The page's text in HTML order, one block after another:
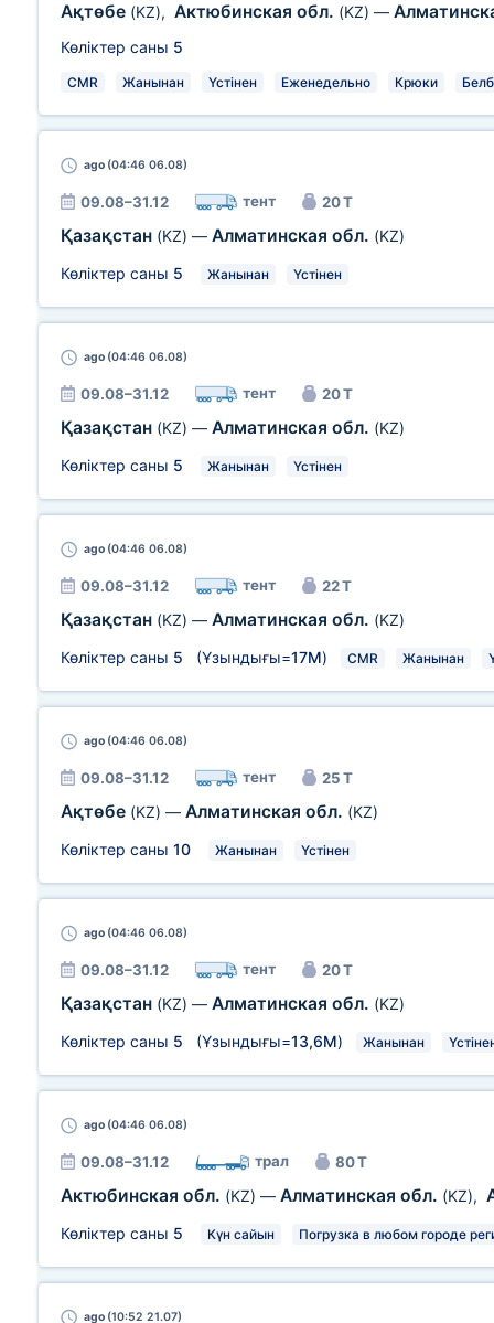
Ақтөбе (KZ), Актюбинская обл. (KZ) —
Көліктер саны 5
CMR Жанынан Үстінен Еженедельно Крюки
ago (04:46 06.08)
09.08–31.12 тент 20 Т
Қазақстан (KZ) — Алматинская обл. (KZ)
Көліктер саны 5 Жанынан Үстінен
ago (04:46 06.08)
09.08–31.12 тент 20 Т
Қазақстан (KZ) — Алматинская обл. (KZ)
Көліктер саны 5 Жанынан Үстінен
ago (04:46 06.08)
09.08–31.12 тент 22 Т
Қазақстан (KZ) — Алматинская обл. (KZ)
Көліктер саны 5 (Ұзындығы=17М) CMR Жанынан
ago (04:46 06.08)
09.08–31.12 тент 25 Т
Ақтөбе (KZ) — Алматинская обл. (KZ)
Көліктер саны 10 Жанынан Үстінен
ago (04:46 06.08)
09.08–31.12 тент 20 Т
Қазақстан (KZ) — Алматинская обл. (KZ)
Көліктер саны 5 (Ұзындығы=13,6М) Жанынан
ago (04:46 06.08)
09.08–31.12 трал 80 Т
Актюбинская обл. (KZ) — Алматинская обл. (KZ),
Көліктер саны 5 Күн сайын Погрузка в любом городе
ago (10:52 21.07)